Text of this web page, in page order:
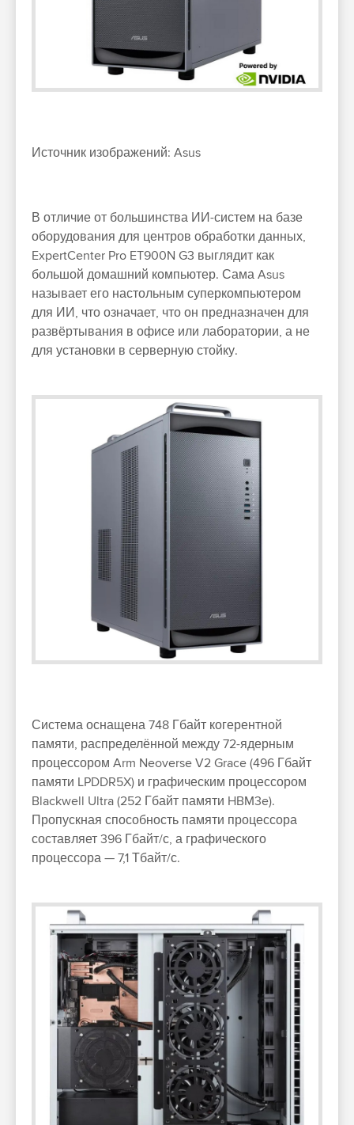
Источник изображений: Asus
В отличие от большинства ИИ-систем на базе
оборудования для центров обработки данных,
ExpertCenter Pro ET900N G3 выглядит как
большой домашний компьютер. Сама Asus
называет его настольным суперкомпьютером
для ИИ, что означает, что он предназначен для
развёртывания в офисе или лаборатории, а не
для установки в серверную стойку.
Система оснащена 748 Гбайт когерентной
памяти, распределённой между 72-ядерным
процессором Arm Neoverse V2 Grace (496 Гбайт
памяти LPDDR5X) и графическим процессором
Blackwell Ultra (252 Гбайт памяти HBM3e).
Пропускная способность памяти процессора
составляет 396 Гбайт/с, а графического
процессора — 7,1 Тбайт/с.